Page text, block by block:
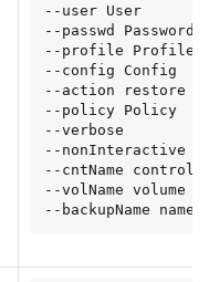
--user User
--passwd Password
--profile Profile
--config Config
--action restore
--policy Policy
--verbose
--nonInteractive
--cntName
--volName volume
--backupName name